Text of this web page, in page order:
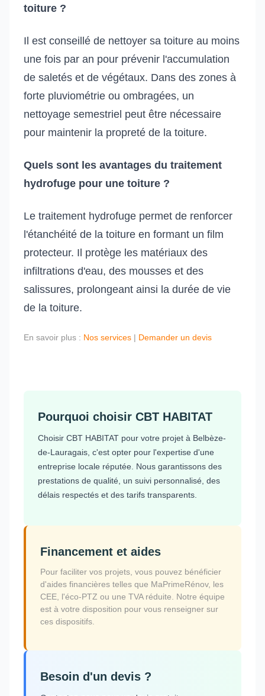
toiture ?
Il est conseillé de nettoyer sa toiture au moins
une fois par an pour prévenir l'accumulation
de saletés et de végétaux. Dans des zones à
forte pluviométrie ou ombragées, un
nettoyage semestriel peut être nécessaire
pour maintenir la propreté de la toiture.
Quels sont les avantages du traitement
hydrofuge pour une toiture ?
Le traitement hydrofuge permet de renforcer
l'étanchéité de la toiture en formant un film
protecteur. Il protège les matériaux des
infiltrations d'eau, des mousses et des
salissures, prolongeant ainsi la durée de vie
de la toiture.
En savoir plus : Nos services | Demander un devis
Pourquoi choisir CBT HABITAT
Choisir CBT HABITAT pour votre projet à Belbèze-
de-Lauragais, c'est opter pour l'expertise d'une
entreprise locale réputée. Nous garantissons des
prestations de qualité, un suivi personnalisé, des
délais respectés et des tarifs transparents.
Financement et aides
Pour faciliter vos projets, vous pouvez bénéficier
d'aides financières telles que MaPrimeRénov, les
CEE, l'éco-PTZ ou une TVA réduite. Notre équipe
est à votre disposition pour vous renseigner sur
ces dispositifs.
Besoin d'un devis ?